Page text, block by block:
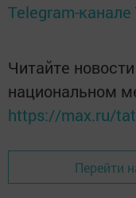
Telegram-канале
Читайте
национальном
https://max.ru/
Перейти